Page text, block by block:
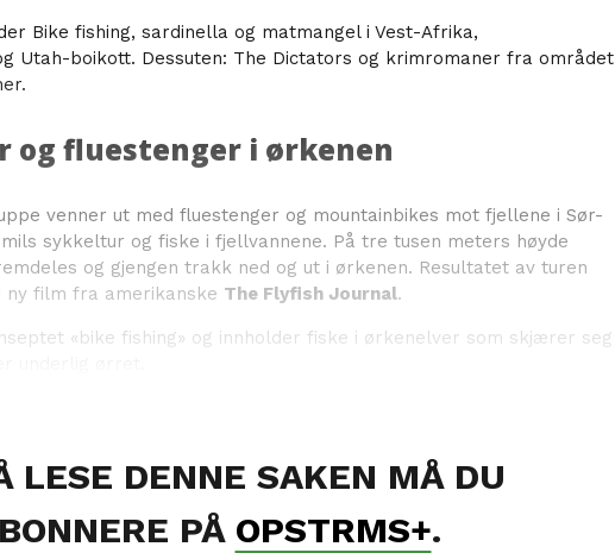
Bike fishing, sardinella og matmangel i Vest-Afrika,
Utah-boikott. Dessuten: The Dictators og krimromaner fra området
og fluestenger i ørkenen
venner ut med fluestenger og mountainbikes mot fjellene i Sør-
sykkeltur og fiske i fjellvannene. På tre tusen meters høyde
og gjengen trakk ned og ut i ørkenen. Resultatet av turen
ny film fra amerikanske The Flyfish Journal.
«bike fishing» og innholder fiske i ørkenelver som skjærer seg
LESE DENNE SAKEN MÅ DU
PÅ OPSTRMS+.